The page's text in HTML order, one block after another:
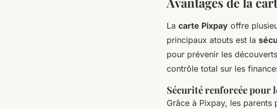
La carte Pixpay offre
principaux atouts est la
pour prévenir les
contrôle total sur les
Sécurité renforcée pour
Grâce à Pixpay, les